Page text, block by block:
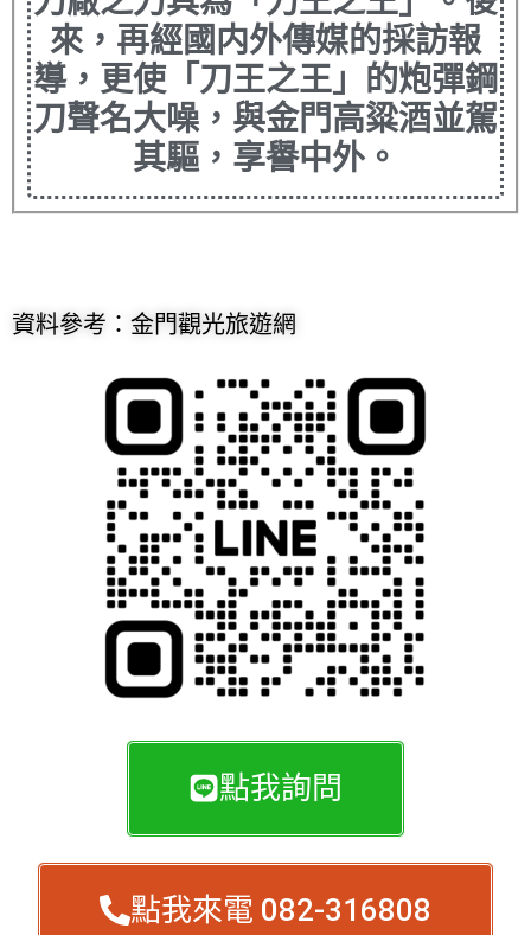
來，再經國内外傳媒的採訪報
導，更使「刀王之王」的炮彈鋼
刀聲名大噪，與金門高粱酒並駕
其驅，享譽中外。
資料參考：金門觀光旅遊網
點我詢問
點我來電 082-316808